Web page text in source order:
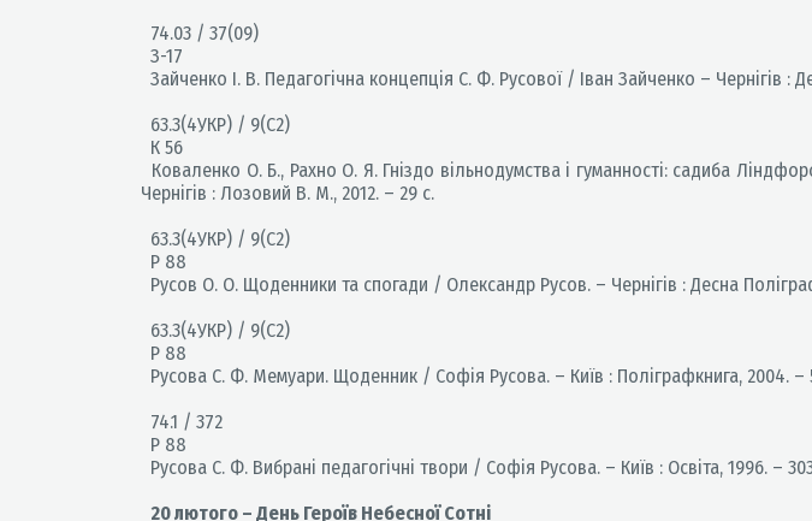
74.03 / 37(09)
З-17
Зайченко І. В. Педагогічна концепція С. Ф. Русової / Іван Зайченко – Чернігів :
63.3(4УКР) / 9(С2)
К 56
Коваленко О. Б., Рахно О. Я. Гніздо вільнодумства і гуманності: садиба
Чернігів : Лозовий В. М., 2012. – 29 с.
63.3(4УКР) / 9(С2)
Р 88
Русов О. О. Щоденники та спогади / Олександр Русов. – Чернігів : Десна
63.3(4УКР) / 9(С2)
Р 88
Русова С. Ф. Мемуари. Щоденник / Софія Русова. – Київ : Поліграфкнига, 2004. –
74.1 / 372
Р 88
Русова С. Ф. Вибрані педагогічні твори / Софія Русова. – Київ : Освіта, 1996. –
20 лютого – День Героїв Небесної Сотні